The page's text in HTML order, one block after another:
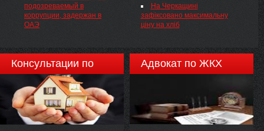
регіональних мов або мов
меншин
подозреваемый в
коррупции, задержан в
ОАЭ
форм документів, які
подаються митному органу
для ввезення на митну
територію України матеріалів,
метою виробництва техніки
та/або обладнання для
На Черкащині
зафіксовано максимальну
ціну на хліб
Консультации по
недвижимости
Адвокат по ЖКХ